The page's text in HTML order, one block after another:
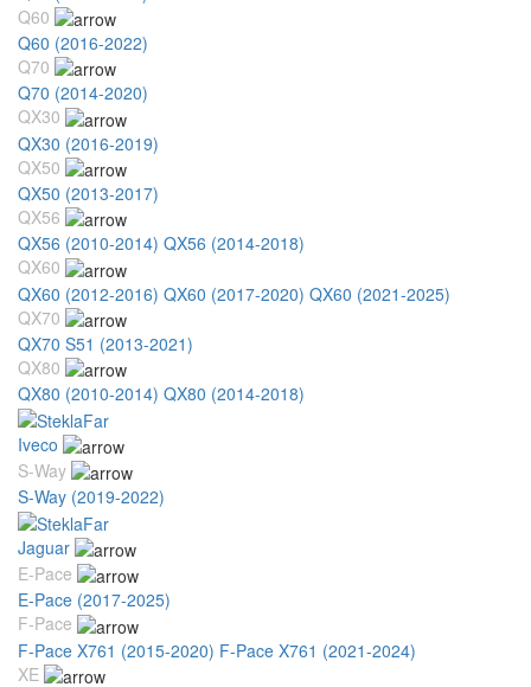
Q60
Q60 (2016-2022)
Q70
Q70 (2014-2020)
QX30
QX30 (2016-2019)
QX50
QX50 (2013-2017)
QX56
QX56 (2010-2014) QX56 (2014-2018)
QX60
QX60 (2012-2016) QX60 (2017-2020) QX60 (2021-2025)
QX70
QX70 S51 (2013-2021)
QX80
QX80 (2010-2014) QX80 (2014-2018)
Iveco
S-Way
S-Way (2019-2022)
Jaguar
E-Pace
E-Pace (2017-2025)
F-Pace
F-Pace X761 (2015-2020) F-Pace X761 (2021-2024)
XE